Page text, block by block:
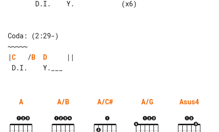
Coda: (2:29-)
|C
   /
B D
     ||
A A/B A/C# A/G Asus4